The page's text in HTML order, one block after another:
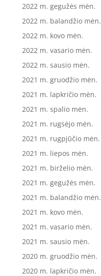
2022 m. gegužės mėn.
2022 m. balandžio mėn.
2022 m. kovo mėn.
2022 m. vasario mėn.
2022 m. sausio mėn.
2021 m. gruodžio mėn.
2021 m. lapkričio mėn.
2021 m. spalio mėn.
2021 m. rugsėjo mėn.
2021 m. rugpjūčio mėn.
2021 m. liepos mėn.
2021 m. birželio mėn.
2021 m. gegužės mėn.
2021 m. balandžio mėn.
2021 m. kovo mėn.
2021 m. vasario mėn.
2021 m. sausio mėn.
2020 m. gruodžio mėn.
2020 m. lapkričio mėn.